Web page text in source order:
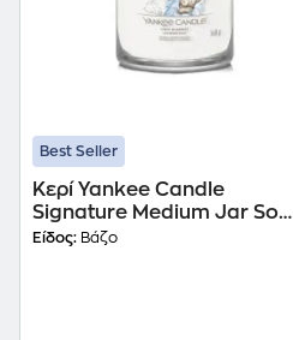
Best Seller
Κερί Yankee Candle
Signature Medium Jar Soft
Blanket
Είδος: Βάζο